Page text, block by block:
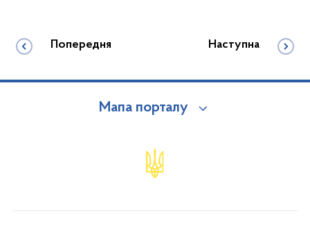
Попередня Наступна
Мапа порталу